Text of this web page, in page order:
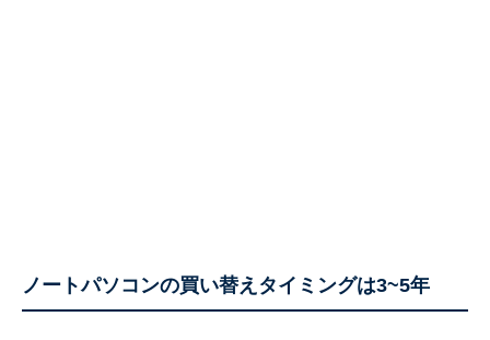
ノートパソコンの買い替えタイミングは3~5年